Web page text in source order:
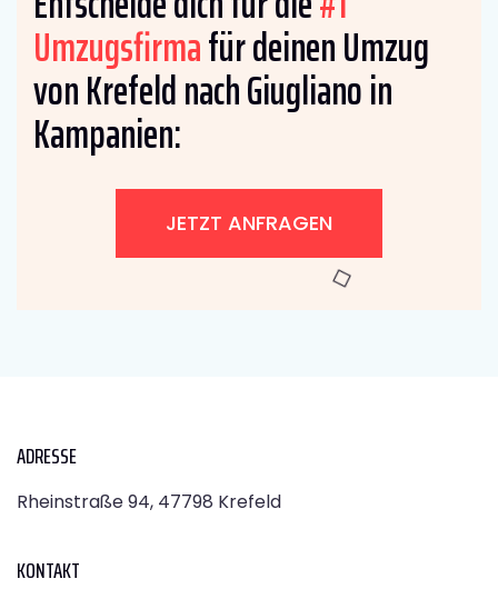
Umzugsfirmafür deinen Umzug
von Krefeld nach Giugliano in
Kampanien:
JETZT ANFRAGEN
ADRESSE
Rheinstraße 94, 47798 Krefeld
KONTAKT